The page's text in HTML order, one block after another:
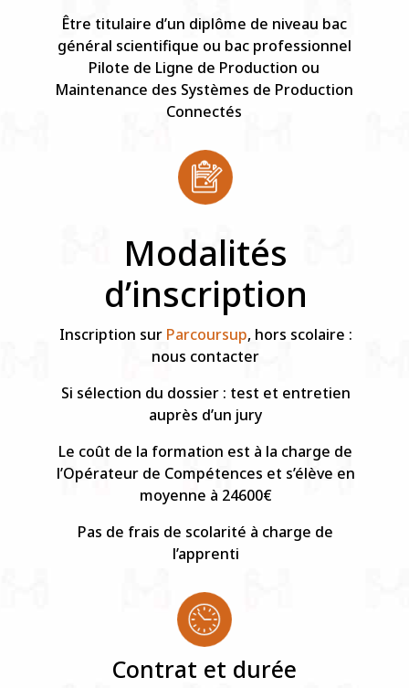
Être titulaire d’un diplôme de niveau bac
général scientifique ou bac professionnel
Pilote de Ligne de Production ou
Maintenance des Systèmes de Production
Connectés
Modalités
d’inscription
Inscription sur Parcoursup, hors scolaire :
nous contacter
Si sélection du dossier : test et entretien
auprès d’un jury
Le coût de la formation est à la charge de
l’Opérateur de Compétences et s’élève en
moyenne à 24600€
Pas de frais de scolarité à charge de
l’apprenti
Contrat et durée